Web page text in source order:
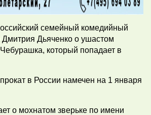
семейный комедийный
Дьяченко о ушастом
который попадает в
в России намечен на 1 января
о мохнатом зверьке по имени